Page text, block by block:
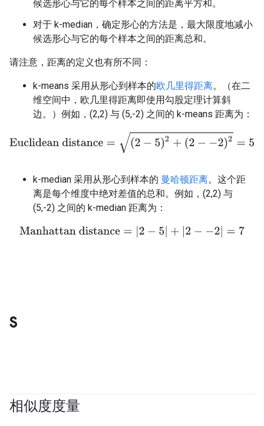
候选形心与它的每个样本之间的距离平方和。
对于 k-median，确定形心的方法是，最大限度地减小
候选形心与它的每个样本之间的距离总和。
请注意，距离的定义也有所不同：
k-means 采用从形心到样本的欧几里得距离。（在二
维空间中，欧几里得距离即使用勾股定理计算斜
边。）例如，(2,2) 与 (5,-2) 之间的 k-means 距离为：
Euclidean distance=(2−5)2+(2−−2)2=5
k-median 采用从形心到样本的 曼哈顿距离。这个距
离是每个维度中绝对差值的总和。例如，(2,2) 与
(5,-2) 之间的 k-median 距离为：
Manhattan distance =| 2− 5|+ |2− −2 |= 7
S
相似度度量